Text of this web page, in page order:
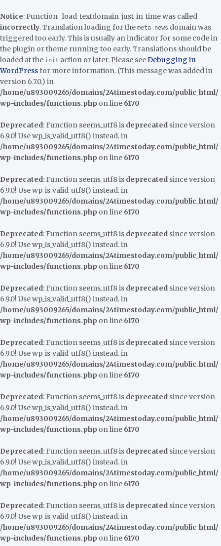
Notice: Function _load_textdomain_just_in_time was called
incorrectly. Translation loading for the meta-news domain was
triggered too early. This is usually an indicator for some code in
the plugin or theme running too early. Translations should be
loaded at the init action or later. Please seeDebugging in
WordPressfor more information. (This message was added in
version 6.7.0.) in
/home/u893009265/domains/24timestoday.com/public_html/
wp-includes/functions.php on line 6170
Deprecated: Function seems_utf8 is deprecated since version
6.9.0! Use wp_is_valid_utf8() instead. in
/home/u893009265/domains/24timestoday.com/public_html/
wp-includes/functions.php on line 6170
Deprecated: Function seems_utf8 is deprecated since version
6.9.0! Use wp_is_valid_utf8() instead. in
/home/u893009265/domains/24timestoday.com/public_html/
wp-includes/functions.php on line 6170
Deprecated: Function seems_utf8 is deprecated since version
6.9.0! Use wp_is_valid_utf8() instead. in
/home/u893009265/domains/24timestoday.com/public_html/
wp-includes/functions.php on line 6170
Deprecated: Function seems_utf8 is deprecated since version
6.9.0! Use wp_is_valid_utf8() instead. in
/home/u893009265/domains/24timestoday.com/public_html/
wp-includes/functions.php on line 6170
Deprecated: Function seems_utf8 is deprecated since version
6.9.0! Use wp_is_valid_utf8() instead. in
/home/u893009265/domains/24timestoday.com/public_html/
wp-includes/functions.php on line 6170
Deprecated: Function seems_utf8 is deprecated since version
6.9.0! Use wp_is_valid_utf8() instead. in
/home/u893009265/domains/24timestoday.com/public_html/
wp-includes/functions.php on line 6170
Deprecated: Function seems_utf8 is deprecated since version
6.9.0! Use wp_is_valid_utf8() instead. in
/home/u893009265/domains/24timestoday.com/public_html/
wp-includes/functions.php on line 6170
Deprecated: Function seems_utf8 is deprecated since version
6.9.0! Use wp_is_valid_utf8() instead. in
/home/u893009265/domains/24timestoday.com/public_html/
wp-includes/functions.php on line 6170